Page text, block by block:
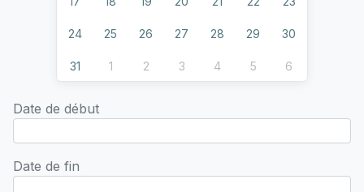
Date de début
24 25 26 27 28 29 30
31 1 2 3 4 5 6
Date de fin